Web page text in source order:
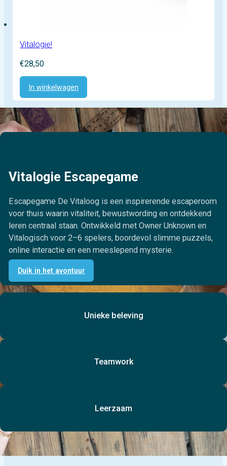
Vitalogie!
€28,50
In winkelwagen
Vitalogie Escapegame
Escapegame De Vitaloog is een inspirerende escaperoom
voor thuis waarin vitaliteit, bewustwording en ontdekkend
leren centraal staan. Ontwikkeld met Owner Unknown en
Vitalogisch voor 2–6 spelers, boordevol slimme puzzels,
online interactie en een meeslepend mysterie.
Duik in het avontuur
Unieke beleving
Teamwork
Leerzaam